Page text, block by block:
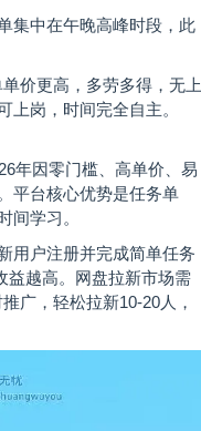
集中在午晚高峰时段，此
价更高，多劳多得，无上
上岗，时间完全自主。
年因零门槛、高单价、易
平台核心优势是任务单
间学习。
用户注册并完成简单任务
益越高。网盘拉新市场需
广，轻松拉新10-20人，